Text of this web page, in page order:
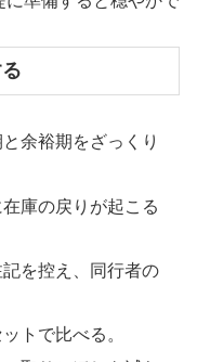
余裕期をざっくり
庫の戻りが起こる
を控え、同行者の
トで比べる。